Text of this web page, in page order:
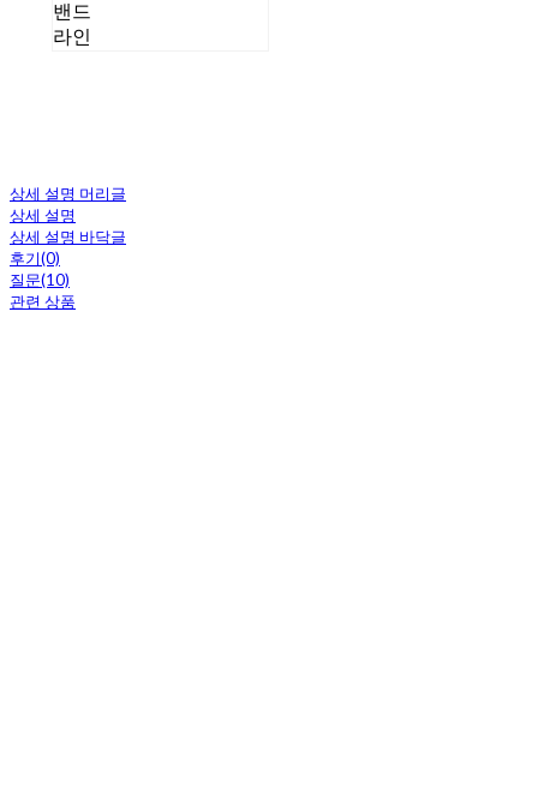
밴드
라인
상세 설명 머리글
상세 설명
상세 설명 바닥글
후기(0)
질문(10)
관련 상품